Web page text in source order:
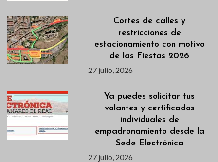
Cortes de calles y
restricciones de
estacionamiento con motivo
de las Fiestas 2026
27 julio, 2026
Ya puedes solicitar tus
volantes y certificados
individuales de
empadronamiento desde la
Sede Electrónica
27 julio, 2026